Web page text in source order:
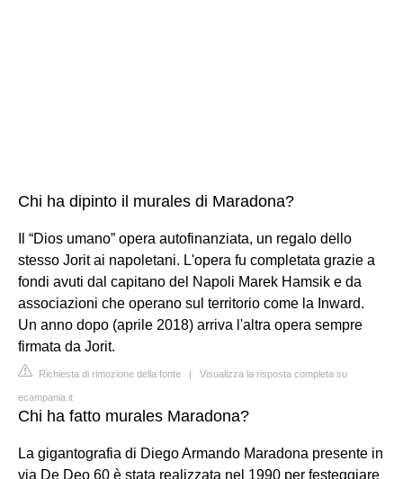
Chi ha dipinto il murales di Maradona?
Il “Dios umano” opera autofinanziata, un regalo dello
stesso Jorit ai napoletani. L'opera fu completata grazie a
fondi avuti dal capitano del Napoli Marek Hamsik e da
associazioni che operano sul territorio come la Inward.
Un anno dopo (aprile 2018) arriva l'altra opera sempre
firmata da Jorit.
Richiesta di rimozione della fonte | Visualizza la risposta completa su
ecampania.it
Chi ha fatto murales Maradona?
La gigantografia di Diego Armando Maradona presente in
via De Deo 60 è stata realizzata nel 1990 per festeggiare